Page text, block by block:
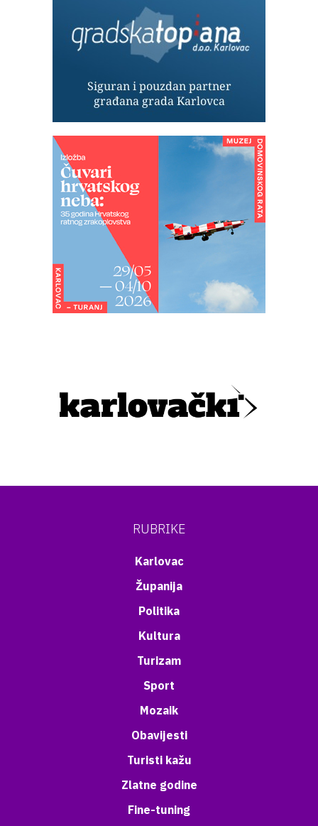
RUBRIKE
Karlovac
Županija
Politika
Kultura
Turizam
Sport
Mozaik
Obavijesti
Turisti kažu
Zlatne godine
Fine-tuning